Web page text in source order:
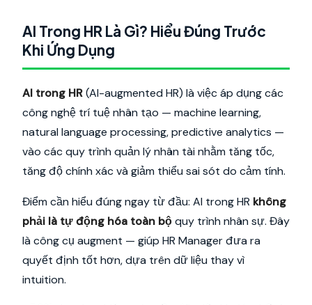
AI Trong HR Là Gì? Hiểu Đúng Trước
Khi Ứng Dụng
AI trong HR(AI-augmented HR) là việc áp dụng các
công nghệ trí tuệ nhân tạo — machine learning,
natural language processing, predictive analytics —
vào các quy trình quản lý nhân tài nhằm tăng tốc,
tăng độ chính xác và giảm thiểu sai sót do cảm tính.
Điểm cần hiểu đúng ngay từ đầu: AI trong HR không
phải là tự động hóa toàn bộquy trình nhân sự. Đây
là công cụ augment — giúp HR Manager đưa ra
quyết định tốt hơn, dựa trên dữ liệu thay vì
intuition.